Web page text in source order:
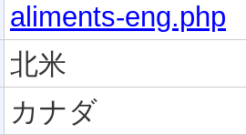
aliments-eng.php
北米
カナダ